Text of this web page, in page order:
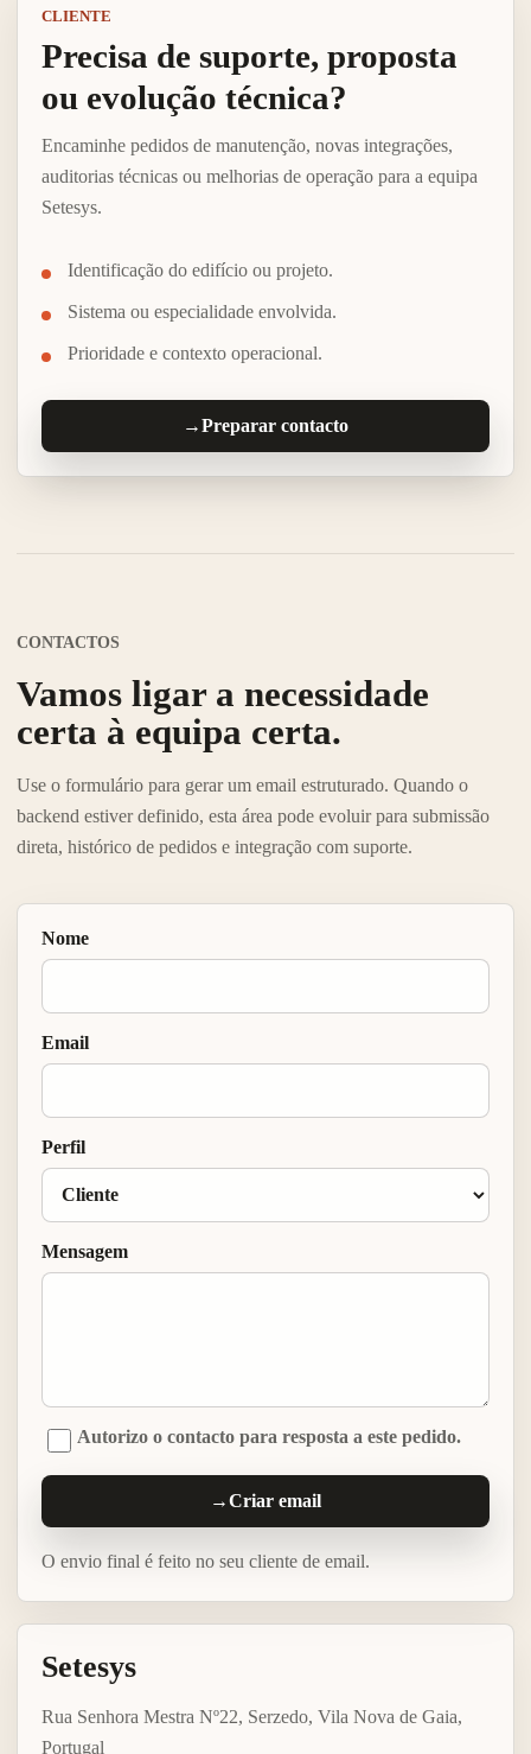
CLIENTE
Precisa de suporte, proposta
ou evolução técnica?
Encaminhe pedidos de manutenção, novas integrações,
auditorias técnicas ou melhorias de operação para a equipa
Setesys.
Identificação do edifício ou projeto.
Sistema ou especialidade envolvida.
Prioridade e contexto operacional.
→Preparar contacto
CONTACTOS
Vamos ligar a necessidade
certa à equipa certa.
Use o formulário para gerar um email estruturado. Quando o
backend estiver definido, esta área pode evoluir para submissão
direta, histórico de pedidos e integração com suporte.
Nome
Email
Perfil
Mensagem
Autorizo o contacto para resposta a este pedido.
→Criar email
O envio final é feito no seu cliente de email.
Setesys
Rua Senhora Mestra Nº22, Serzedo, Vila Nova de Gaia,
Portugal